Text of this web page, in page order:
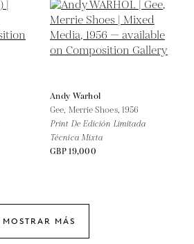
Andy Warhol
Gee, Merrie Shoes, 1956
Print De Edición Limitada
Técnica Mixta
GBP 19,000
MOSTRAR MÁS